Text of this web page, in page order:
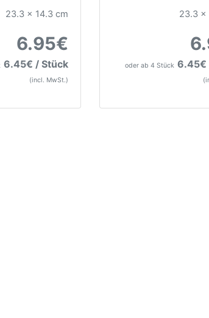
23.3 x 14.3 cm
6.95€
6.45€ / Stück
(incl. MwSt.)
23.3 x
oder ab 4 Stück 6.45€